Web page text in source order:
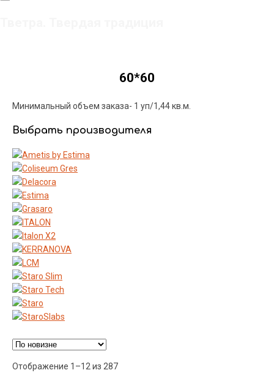
60*60
Минимальный объем заказа- 1 уп/1,44 кв.м.
Выбрать производителя
Ценовой фильтр
Отображение 1–12 из 287Сортировка: